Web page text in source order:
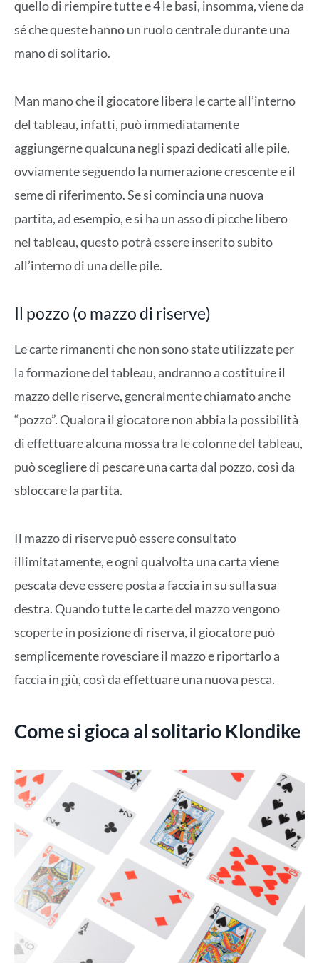
quello di riempire tutte e 4 le basi, insomma, viene da
sé che queste hanno un ruolo centrale durante una
mano di solitario.
Man mano che il giocatore libera le carte all’interno
del tableau, infatti, può immediatamente
aggiungerne qualcuna negli spazi dedicati alle pile,
ovviamente seguendo la numerazione crescente e il
seme di riferimento. Se si comincia una nuova
partita, ad esempio, e si ha un asso di picche libero
nel tableau, questo potrà essere inserito subito
all’interno di una delle pile.
Il pozzo (o mazzo di riserve)
Le carte rimanenti che non sono state utilizzate per
la formazione del tableau, andranno a costituire il
mazzo delle riserve, generalmente chiamato anche
“pozzo”. Qualora il giocatore non abbia la possibilità
di effettuare alcuna mossa tra le colonne del tableau,
può scegliere di pescare una carta dal pozzo, così da
sbloccare la partita.
Il mazzo di riserve può essere consultato
illimitatamente, e ogni qualvolta una carta viene
pescata deve essere posta a faccia in su sulla sua
destra. Quando tutte le carte del mazzo vengono
scoperte in posizione di riserva, il giocatore può
semplicemente rovesciare il mazzo e riportarlo a
faccia in giù, così da effettuare una nuova pesca.
Come si gioca al solitario Klondike